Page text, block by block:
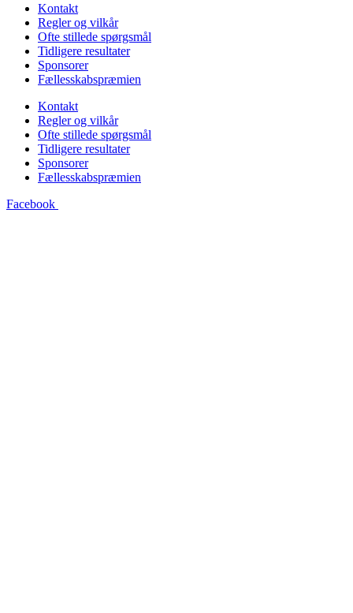
Kontakt
Regler og vilkår
Ofte stillede spørgsmål
Tidligere resultater
Sponsorer
Fællesskabspræmien
Kontakt
Regler og vilkår
Ofte stillede spørgsmål
Tidligere resultater
Sponsorer
Fællesskabspræmien
Facebook